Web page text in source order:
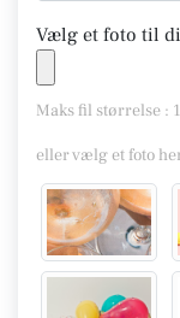
Vælg et foto til
Maks fil størrelse :
eller vælg et foto